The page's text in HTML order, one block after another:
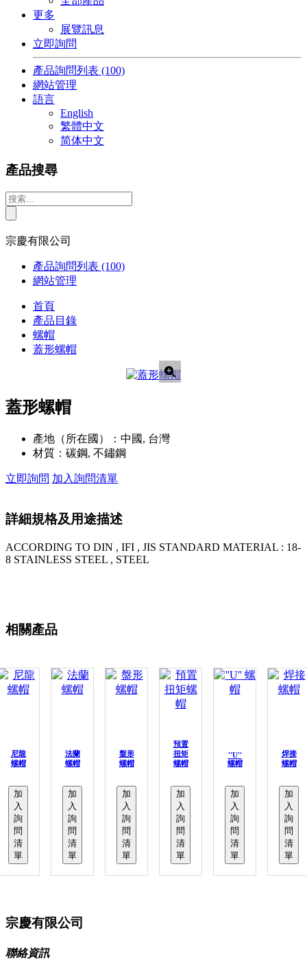
更多
展覽訊息
立即詢問
產品詢問列表 (100)
網站管理
語言
English
繁體中文
简体中文
產品搜尋
宗慶有限公司
產品詢問列表 (100)
網站管理
首頁
產品目錄
螺帽
蓋形螺帽
蓋形螺帽
產地（所在國）： 中國, 台灣
材質： 碳鋼, 不鏽鋼
立即詢問 加入詢問清單
詳細規格及用途描述
ACCORDING TO DIN , IFI , JIS STANDARD MATERIAL : 18-
8 STAINLESS STEEL , STEEL
相關產品
尼龍
螺帽
加
入
詢
問
清
單
法蘭
螺帽
加
入
詢
問
清
單
盤形
螺帽
加
入
詢
問
清
單
預置
扭矩
螺帽
加
入
詢
問
清
單
''U''
螺帽
加
入
詢
問
清
單
焊接
螺帽
加
入
詢
問
清
單
宗慶有限公司
聯絡資訊